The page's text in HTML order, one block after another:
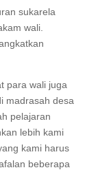
sukarela
wali.
para wali juga
madrasah desa
pelajaran
lebih kami
kami harus
beberapa